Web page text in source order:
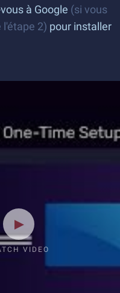
à Google (si vous
l'étape 2) pour installer
VIDEO